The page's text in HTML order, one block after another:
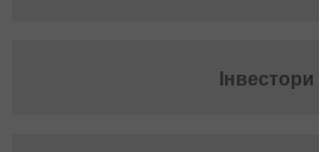
Інвестори